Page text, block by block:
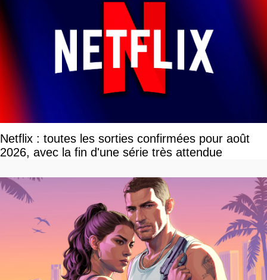
Netflix : toutes les sorties confirmées pour août
2026, avec la fin d'une série très attendue